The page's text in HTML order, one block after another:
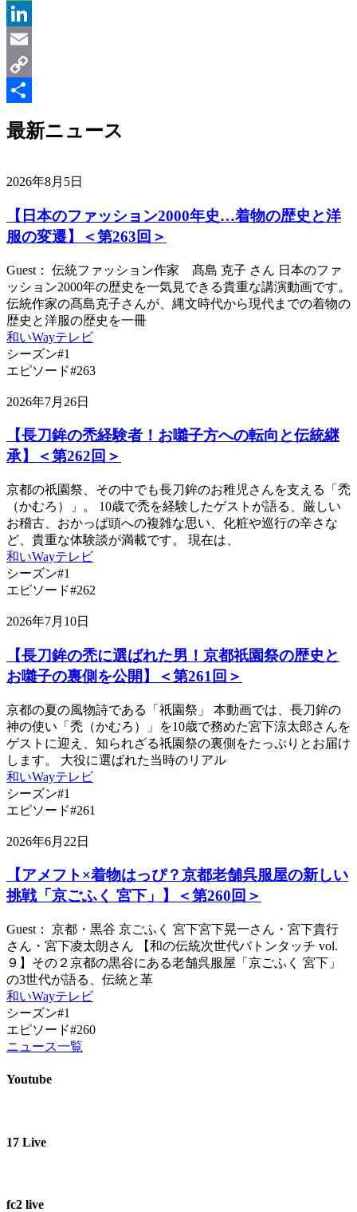
最新ニュース
2026年8月5日
【日本のファッション2000年史…着物の歴史と洋
服の変遷】＜第263回＞
Guest： 伝統ファッション作家 髙島 克子 さん 日本のファ
ッション2000年の歴史を一気見できる貴重な講演動画です。
伝統作家の髙島克子さんが、縄文時代から現代までの着物の
歴史と洋服の歴史を一冊
和いWayテレビ
シーズン#1
エピソード#263
2026年7月26日
【長刀鉾の禿経験者！お囃子方への転向と伝統継
承】＜第262回＞
京都の祇園祭、その中でも長刀鉾のお稚児さんを支える「禿
（かむろ）」。 10歳で禿を経験したゲストが語る、厳しい
お稽古、おかっぱ頭への複雑な思い、化粧や巡行の辛さな
ど、貴重な体験談が満載です。 現在は、
和いWayテレビ
シーズン#1
エピソード#262
2026年7月10日
【長刀鉾の禿に選ばれた男！京都祇園祭の歴史と
お囃子の裏側を公開】＜第261回＞
京都の夏の風物詩である「祇園祭」 本動画では、長刀鉾の
神の使い「禿（かむろ）」を10歳で務めた宮下涼太郎さんを
ゲストに迎え、知られざる祇園祭の裏側をたっぷりとお届け
します。 大役に選ばれた当時のリアル
和いWayテレビ
シーズン#1
エピソード#261
2026年6月22日
【アメフト×着物はっぴ？京都老舗呉服屋の新しい
挑戦「京ごふく 宮下」】＜第260回＞
Guest： 京都・黒谷 京ごふく 宮下宮下晃一さん・宮下貴行
さん・宮下凌太朗さん 【和の伝統次世代バトンタッチ vol.
９】その２京都の黒谷にある老舗呉服屋「京ごふく 宮下」
の3世代が語る、伝統と革
和いWayテレビ
シーズン#1
エピソード#260
ニュース一覧
Youtube
17 Live
fc2 live